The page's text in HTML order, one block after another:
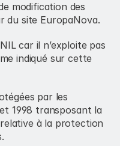
modification des
du site EuropaNova.
car il n’exploite pas
indiqué sur cette
par les
1998 transposant la
à la protection